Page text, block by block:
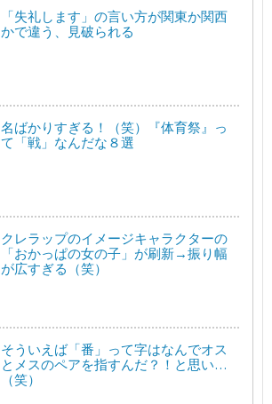
「失礼します」の言い方が関東か関西
かで違う、見破られる
名ばかりすぎる！（笑）『体育祭』っ
て「戦」なんだな８選
クレラップのイメージキャラクターの
「おかっぱの女の子」が刷新→振り幅
が広すぎる（笑）
そういえば「番」って字はなんでオス
とメスのペアを指すんだ？！と思い…
（笑）